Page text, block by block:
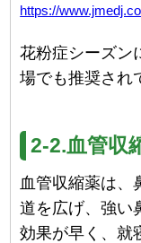
https://
花粉症シーズン
場でも推奨され
2-2.血管収
血管収縮薬は、
道を広げ、強い
効果が早く、就